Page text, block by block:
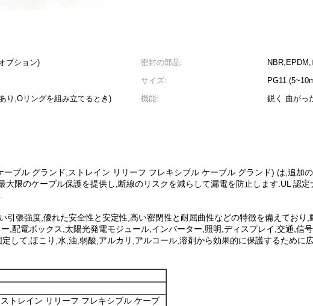
プション) 密封の部品:
サイズ:
PG11
り,Oリングを組み立てるとき) 機能: 鋭く 曲がっ
ブル グランド,ストレイン リリーフ フレキシブル ケーブル グランド) は,追加
限のケーブル保護を提供し,断線のリスクを減らして漏電を防止します.UL 認
張強度,優れた安全性と安定性,高い密閉性と耐屈曲性などの特徴を備えており
,配電ボックス,太陽光発電モジュール,インバーター,照明,ディスプレイ,交通,信
して,ほこり,水,油,弱酸,アルカリ,アルコール,溶剤から効果的に保護するために
トレイン リリーフ フレキシブル ケーブ